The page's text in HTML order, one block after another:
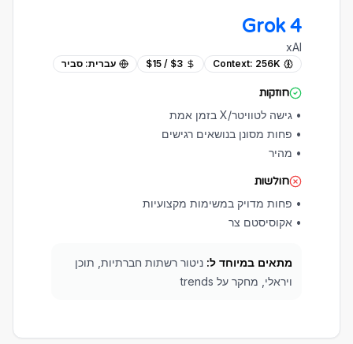
Grok 4
xAI
Context: 256K
$3 / $15 עברית: סביר
חוזקות
• גישה לטוויטר/X בזמן אמת
• פחות מסונן בנושאים רגישים
• מהיר
חולשות
• פחות מדויק במשימות מקצועיות
• אקוסיסטם צר
מתאים במיוחד ל: ניטור רשתות חברתיות, תוכן
ויראלי, מחקר על trends